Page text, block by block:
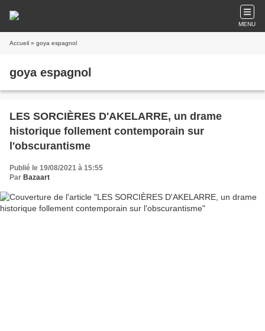
MENU
Accueil » goya espagnol
goya espagnol
LES SORCIÈRES D'AKELARRE, un drame
historique follement contemporain sur
l'obscurantisme
Publié le 19/08/2021 à 15:55
Par Bazaart